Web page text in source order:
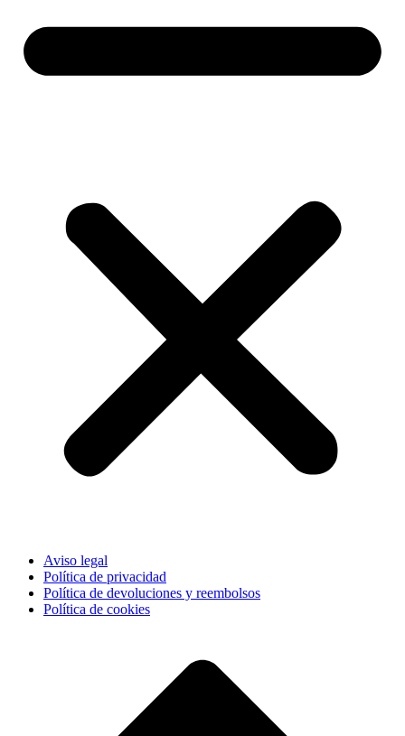
Aviso legal
Política de privacidad
Política de devoluciones y reembolsos
Política de cookies